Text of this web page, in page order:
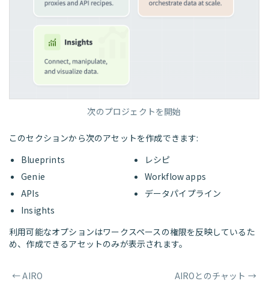
次のプロジェクトを開始
このセクションから次のアセットを作成できます:
Blueprints
Genie
APIs
Insights
レシピ
Workflow apps
データパイプライン
利用可能なオプションはワークスペースの権限を反映しているた
め、作成できるアセットのみが表示されます。
ページャー
←AIRO AIROとのチャット →